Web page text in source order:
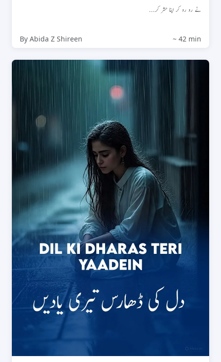
نے رو رو کر اپنا حشر کر...
By Abida Z Shireen ~ 42 min